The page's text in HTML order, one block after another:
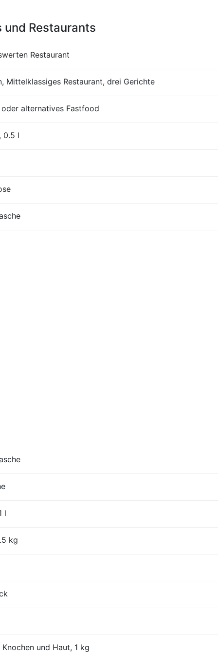
und Restaurants
Restaurant
Mittelklassiges Restaurant, drei Gerichte
alternatives Fastfood
0.5 l
l
kg
und Haut, 1 kg